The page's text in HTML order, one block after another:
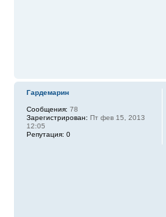
Гардемарин
Сообщения: 78
Зарегистрирован: Пт фев 15, 2013
12:05
Репутация: 0